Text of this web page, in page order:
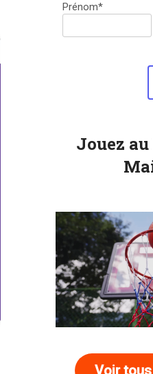
Prénom*
Jouez
Voir